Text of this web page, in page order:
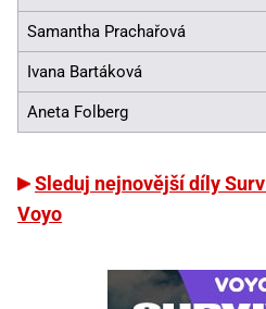
Samantha Prachařová
Ivana Bartáková
Aneta Folberg
Sleduj nejnovější díly
Voyo